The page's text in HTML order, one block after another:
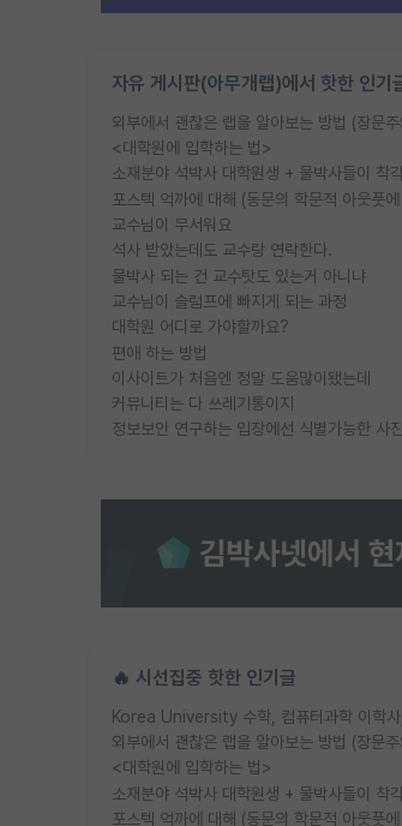
자유 게시판(아무개랩)에서 핫한 인기
외부에서 괜찮은 랩을 알아보는 방법 (장문주
<대학원에 입학하는 법>
소재분야 석박사 대학원생 + 물박사들이 착
교수님이 무서워요
석사 받았는데도 교수랑 연락한다.
물박사 되는 건 교수탓도 있는거 아니냐
교수님이 슬럼프에 빠지게 되는 과정
대학원 어디로 가야할까요?
편애 하는 방법
이사이트가 처음엔 정말 도움많이됐는데
커뮤니티는 다 쓰레기통이지
🔥 시선집중 핫한 인기글
외부에서 괜찮은 랩을 알아보는 방법 (장문주
<대학원에 입학하는 법>
소재분야 석박사 대학원생 + 물박사들이 착